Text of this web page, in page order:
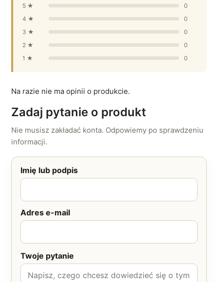
5 ★
0
4 ★
0
3 ★
0
2 ★
0
1 ★
0
Na razie nie ma opinii o produkcie.
Zadaj pytanie o produkt
Nie musisz zakładać konta. Odpowiemy po sprawdzeniu
informacji.
Imię lub podpis
Adres e-mail
Twoje pytanie